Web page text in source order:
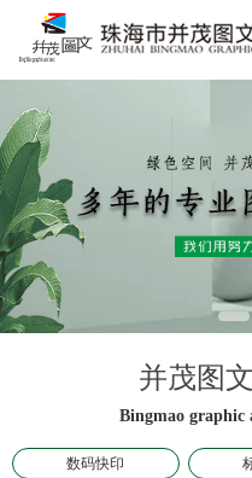
并茂图文
Bingmao graphic
数码快印